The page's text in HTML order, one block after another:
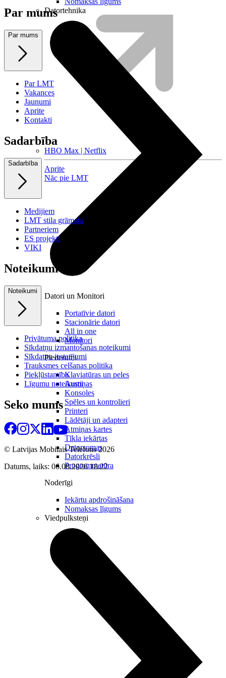
HBO Max | Netflix
Aprite
Nāc pie LMT
Datortehnika
Datori un Monitori
Portatīvie datori
Stacionārie datori
All in one
Monitori
Piederumi
Klaviatūras un peles
Austiņas
Konsoles
Spēles un kontrolieri
Printeri
Lādētāji un adapteri
Atmiņas kartes
Tīkla iekārtas
Datorsomas
Datorkrēsli
Programmatūra
Noderīgi
Iekārtu apdrošināšana
Nomaksas līgums
Viedpulksteņi
Par mums
Par mums
Par LMT
Vakances
Jaunumi
Aprite
Kontakti
Sadarbība
Sadarbība
Medijiem
LMT stila grāmata
Partneriem
ES projekti
VIKI
Noteikumi
Noteikumi
Privātuma politika
Sīkdatņu izmantošanas noteikumi
Sīkdatņu iestatījumi
Trauksmes celšanas politika
Piekļūstamība
Līgumu noteikumi
Seko mums
© Latvijas Mobilais Telefons2026
Datums, laiks: 06.08.2026 18:22